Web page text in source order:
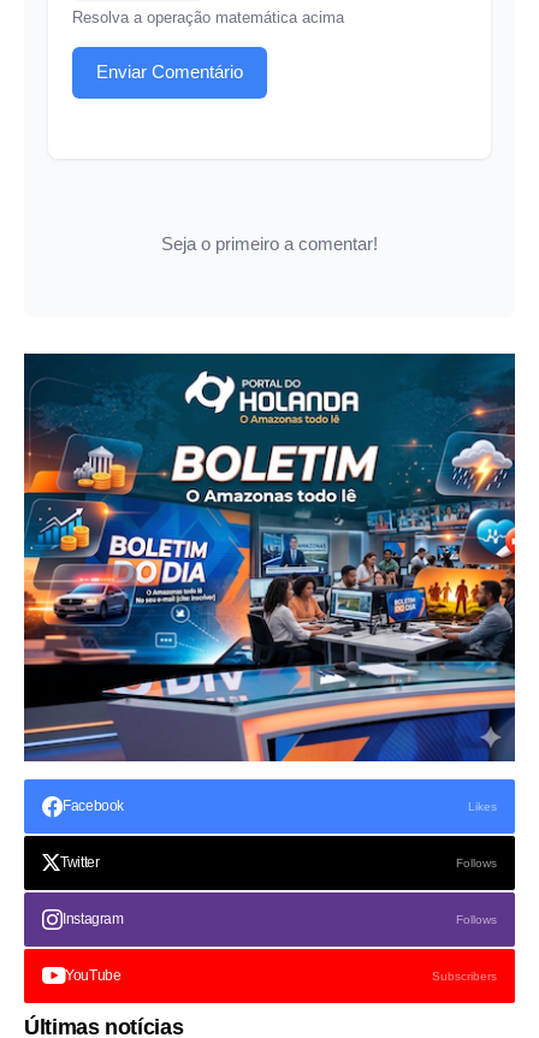
Resolva a operação matemática acima
Enviar Comentário
Seja o primeiro a comentar!
Facebook Likes
Twitter Follows
Instagram Follows
YouTube Subscribers
Últimas notícias